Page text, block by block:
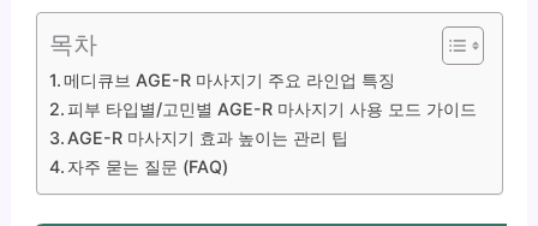
목차
메디큐브 AGE-R 마사지기 주요 라인업 특징
피부 타입별/고민별 AGE-R 마사지기 사용 모드 가이드
AGE-R 마사지기 효과 높이는 관리 팁
자주 묻는 질문 (FAQ)